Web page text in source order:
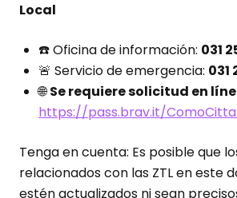
Local
☎️ Oficina de información: 031
🚨 Servicio de emergencia: 031
🌐Se requiere solicitud en
https://pass.brav.it/
Tenga en cuenta: Es posible que
relacionados con las ZTL en este
estén actualizados ni sean